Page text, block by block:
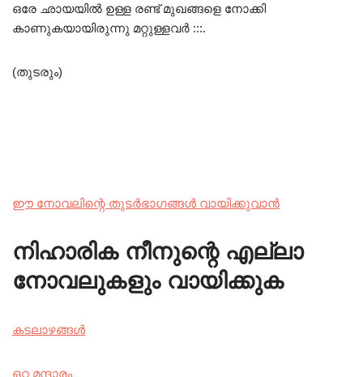
ഒരേ ഛായയിൽ ഉള്ള രണ്ട് മുഖങ്ങളെ നോക്കി
കാണുകയായിരുന്നു മറ്റുള്ളവർ :::.
(തുടരും)
ഈ നോവലിന്റെ തുടർഭാഗങ്ങൾ വായിക്കുവാൻ
നിഹാരിക നീനുന്റെ എല്ലാ
നോവലുകളും വായിക്കുക
കടലാഴങ്ങൾ
ഒറ്റ മന്ദാരം